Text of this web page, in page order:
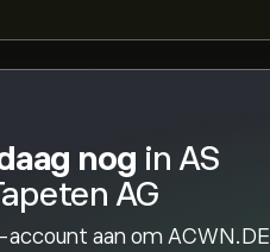
nog in AS
AG
account aan om